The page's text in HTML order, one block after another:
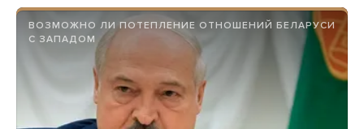
ВОЗМОЖНО ЛИ ПОТЕПЛЕНИЕ ОТНОШЕНИЙ БЕЛАРУСИ
С ЗАПАДОМ